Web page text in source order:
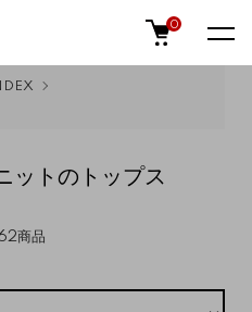
0
トのトップス
商品